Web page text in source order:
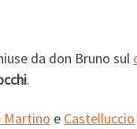
da don Bruno sul
.
Martino e Castelluccio